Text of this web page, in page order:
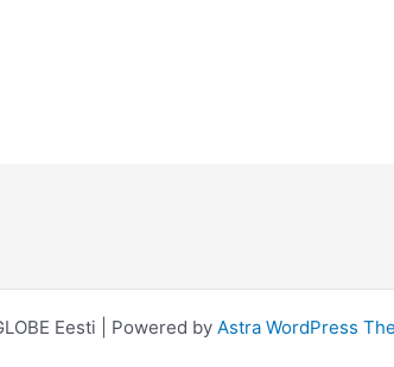
Eesti | Powered by Astra WordPress